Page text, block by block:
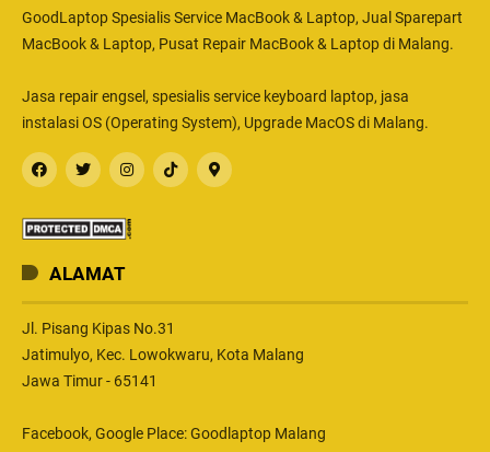
GoodLaptop Spesialis Service MacBook & Laptop, Jual Sparepart
MacBook & Laptop, Pusat Repair MacBook & Laptop di Malang.
Jasa repair engsel, spesialis service keyboard laptop, jasa
instalasi OS (Operating System), Upgrade MacOS di Malang.
ALAMAT
Jl. Pisang Kipas No.31
Jatimulyo, Kec. Lowokwaru, Kota Malang
Jawa Timur - 65141
Facebook, Google Place: Goodlaptop Malang